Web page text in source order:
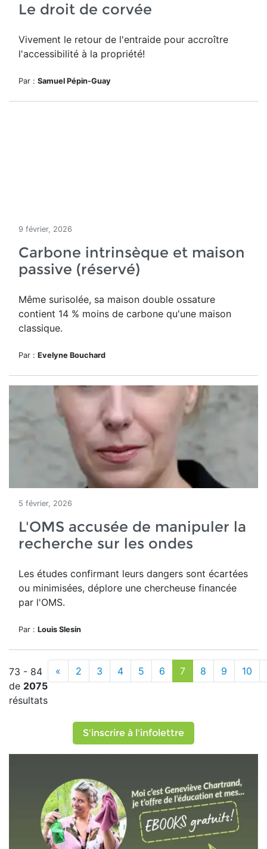
Le droit de corvée
Vivement le retour de l'entraide pour accroître
l'accessibilité à la propriété!
Par : Samuel Pépin-Guay
9 février, 2026
Carbone intrinsèque et maison
passive (réservé)
Même surisolée, sa maison double ossature
contient 14 % moins de carbone qu'une maison
classique.
Par : Evelyne Bouchard
5 février, 2026
L'OMS accusée de manipuler la
recherche sur les ondes
Les études confirmant leurs dangers sont écartées
ou minimisées, déplore une chercheuse financée
par l'OMS.
Par : Louis Slesin
73 - 84
de 2075
résultats
« 2 3 4 5 6 7 8 9 10
S'inscrire à l'infolettre